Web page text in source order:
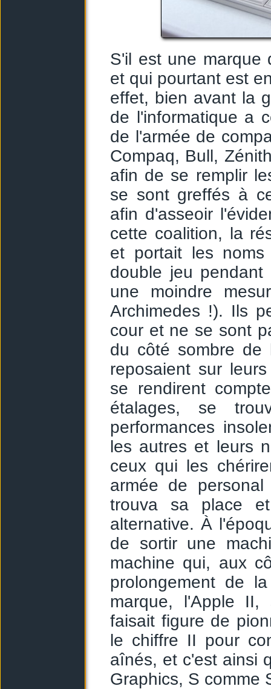
S'il est une marque
et qui pourtant est
effet, bien avant la
de l'informatique a
de l'armée de
Compaq, Bull,
afin de se remplir
se sont greffés à
afin d'asseoir
cette coalition, la
et portait les noms
double jeu
une moindre
Archimedes !). Ils
cour et ne se sont
du côté sombre de
reposaient sur
se rendirent
étalages, se
performances
les autres et leurs
ceux qui les
armée de
trouva sa place
alternative. À
de sortir une
machine qui, aux
prolongement de
marque, l'Apple
faisait figure de
le chiffre II pour
aînés, et c'est ainsi
Graphics, S comme